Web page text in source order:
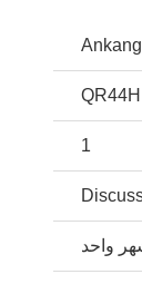
Ankang
QR44H
1
واحد